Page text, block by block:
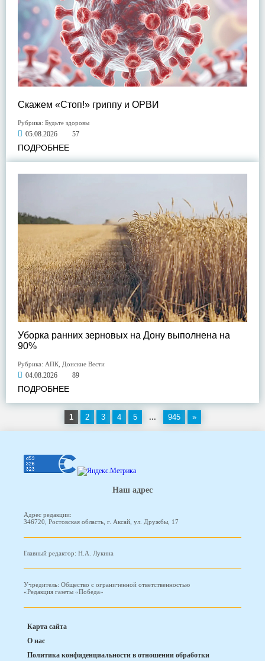
Скажем «Стоп!» гриппу и ОРВИ
Рубрика: Будьте здоровы
05.08.2026 57
ПОДРОБНЕЕ
Уборка ранних зерновых на Дону выполнена на
90%
Рубрика: АПК Донские Вести
04.08.2026 89
ПОДРОБНЕЕ
1 2 3 4 5 ... 945 »
Наш адрес
Адрес редакции:
346720, Ростовская область, г. Аксай, ул. Дружбы, 17
Главный редактор: Н.А. Лукина
Учредитель: Общество с ограниченной ответственностью
«Редакция газеты «Победа»
Карта сайта
О нас
Политика конфиденциальности в отношении обработки